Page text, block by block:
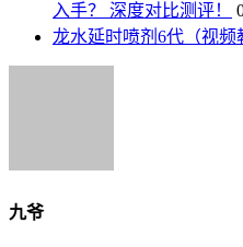
入手？ 深度对比测评！
龙水延时喷剂6代（视频
九爷